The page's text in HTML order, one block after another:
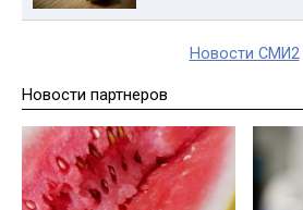
Новости СМИ2
Новости партнеров